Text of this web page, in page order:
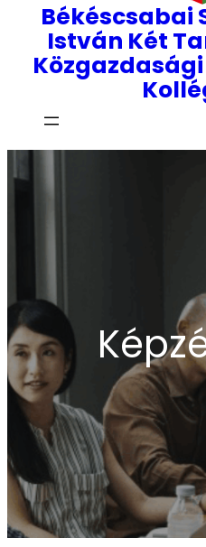
Békéscsabai
István Két